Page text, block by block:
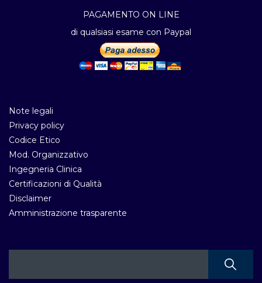
PAGAMENTO ON LINE
di qualsiasi esame con Paypal
Note legali
Privacy policy
Codice Etico
Mod. Organizzativo
Ingegneria Clinica
Certificazioni di Qualità
Disclaimer
Amministrazione trasparente